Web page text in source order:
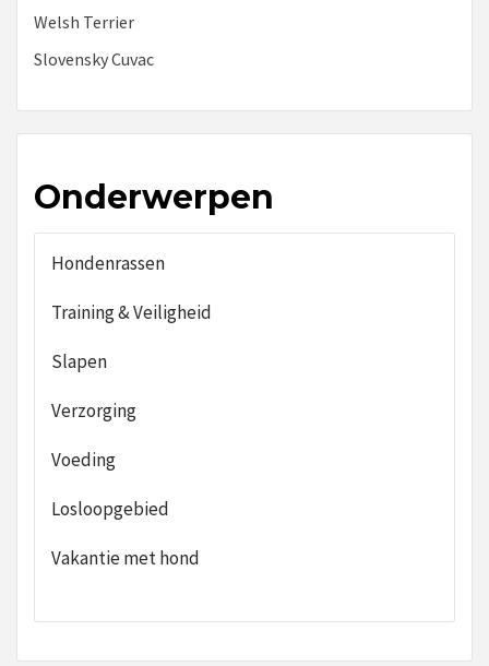
Welsh Terrier
Slovensky Cuvac
Onderwerpen
Hondenrassen
Training & Veiligheid
Slapen
Verzorging
Voeding
Losloopgebied
Vakantie met hond